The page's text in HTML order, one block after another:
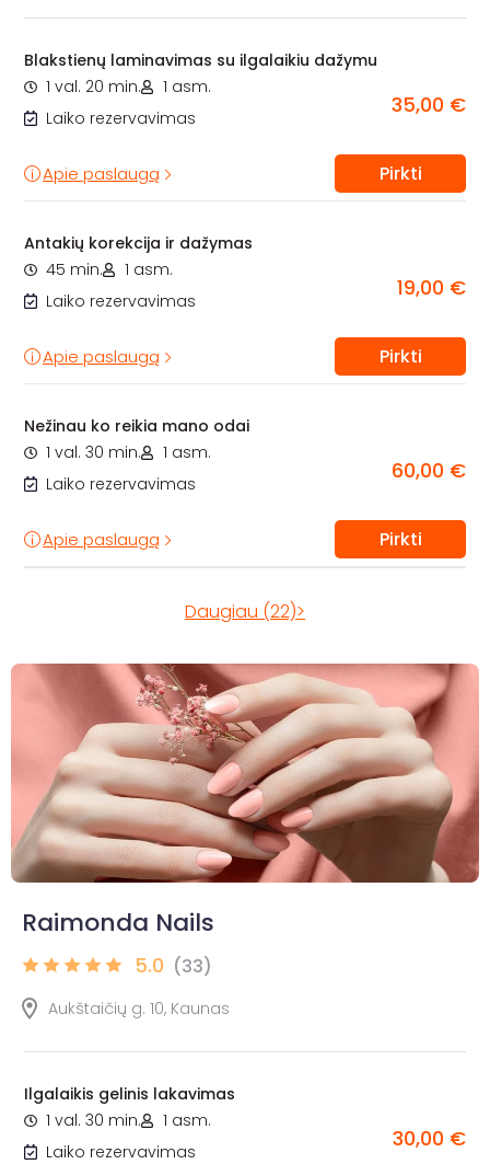
Blakstienų laminavimas su ilgalaikiu dažymu
1 val. 20 min.
1 asm.
Laiko rezervavimas
35,00 €
Apie paslaugą Pirkti
Antakių korekcija ir dažymas
45 min.
1 asm.
Laiko rezervavimas
19,00 €
Apie paslaugą Pirkti
Nežinau ko reikia mano odai
1 val. 30 min.
1 asm.
Laiko rezervavimas
60,00 €
Apie paslaugą Pirkti
Daugiau (22)>
Raimonda Nails
5.0 (33)
Aukštaičių g. 10, Kaunas
Ilgalaikis gelinis lakavimas
1 val. 30 min.
1 asm.
Laiko rezervavimas
30,00 €